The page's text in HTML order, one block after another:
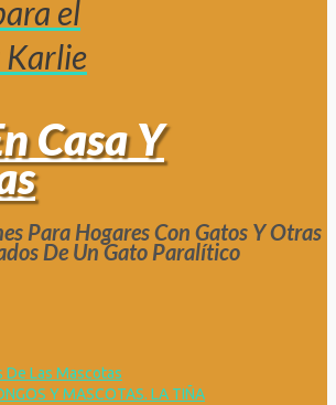
el
Casa Y
Para Hogares Con Gatos Y Otras
De Un Gato Paralítico
De Las Mascotas
Y MASCOTAS. LA TIÑA